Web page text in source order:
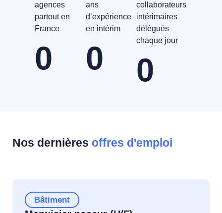
agences
partout en
France
0
ans
d’expérience
en intérim
0
collaborateurs
intérimaires
délégués
chaque jour
0
Nos dernières offres d'emploi
Bâtiment